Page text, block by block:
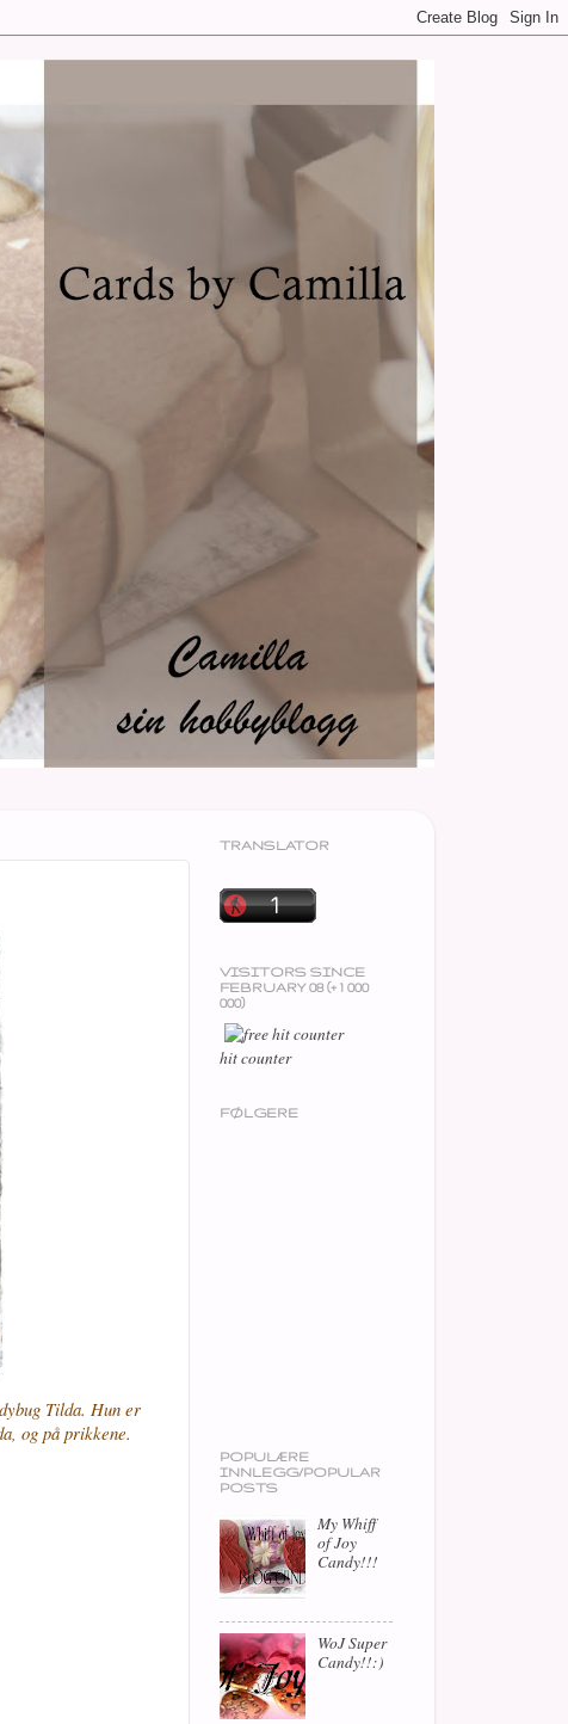
Tilda. Hun er
og på prikkene.
TRANSLATOR
VISITORS SINCE
FEBRUARY 08 (+ 1 000
000)
hit counter
FØLGERE
POPULÆRE
INNLEGG/POPULAR
POSTS
My Whiff
of Joy
Candy!!!
WoJ Super
Candy!!:)